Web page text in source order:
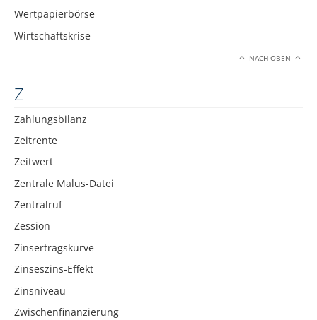
Wertpapierbörse
Wirtschaftskrise
NACH OBEN
Z
Zahlungsbilanz
Zeitrente
Zeitwert
Zentrale Malus-Datei
Zentralruf
Zession
Zinsertragskurve
Zinseszins-Effekt
Zinsniveau
Zwischenfinanzierung